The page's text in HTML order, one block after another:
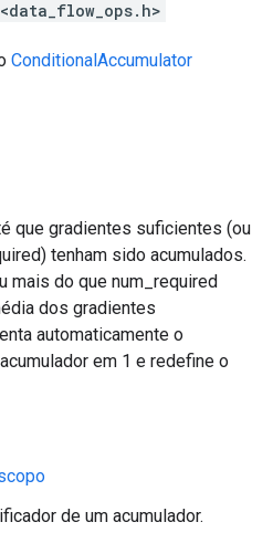
ConditionalAccumulator
que gradientes suficientes (ou
tenham sido acumulados.
mais do que num_required
dos gradientes
automaticamente o
em 1 e redefine o
de um acumulador.